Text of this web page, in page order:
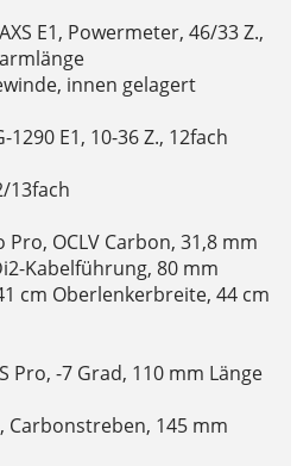
E1, Powermeter, 46/33 Z.,
innen gelagert
1290 E1, 10-36 Z., 12fach
13fach
OCLV Carbon, 31,8 mm
Kabelführung, 80 mm
cm Oberlenkerbreite, 44 cm
Pro, -7 Grad, 110 mm Länge
Carbonstreben, 145 mm